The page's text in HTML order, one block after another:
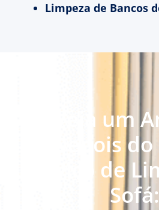
Limpeza de Bancos
Veja um
Depois
serviço de
Sofá: